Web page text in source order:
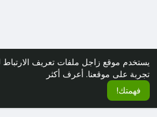
يستخدم موقع زاجل ملفات تعريف
تجربة على موقعنا. أعرف أكثر
فهمتك!